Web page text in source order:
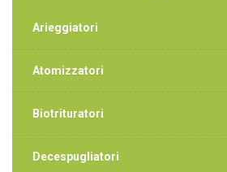
Arieggiatori
Atomizzatori
Biotrituratori
Decespugliatori